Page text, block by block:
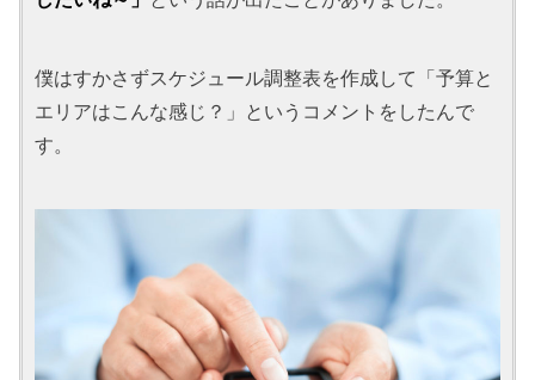
僕はすかさずスケジュール調整表を作成して「予算と
エリアはこんな感じ？」というコメントをしたんで
す。